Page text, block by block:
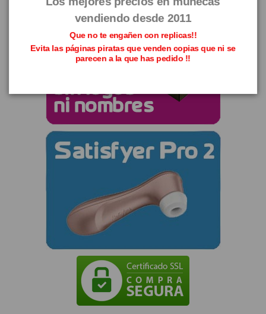
vendiendo desde 2011
Que no te engañen con replicas!!
Evita las páginas piratas que venden copias que ni se
parecen a la que has pedido !!